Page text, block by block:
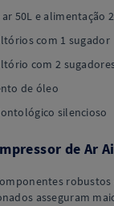
50L e alimentação
com 1 sugador
com 2
de óleo
silencioso
de Ar
robustos
asseguram